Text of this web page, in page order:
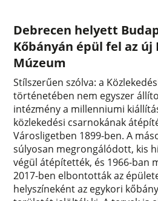
Debrecen helyett
Kőbányán épül fel az új
Múzeum
Stílszerűen szólva: a
történetében nem egyszer
intézmény a millenniumi
közlekedési csarnokának
Városligetben 1899-ben. A
súlyosan megrongálódott, kis
végül átépítették, és 1966-ban
2017-ben elbontották az
helyszíneként az egykori